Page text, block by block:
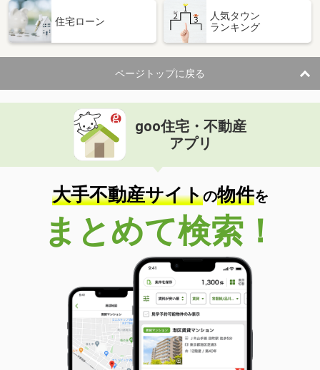
住宅ローン
人気タウン
ランキング
ページトップに戻る
goo住宅・不動産
アプリ
大手不動産サイトの物件を
まとめて検索！